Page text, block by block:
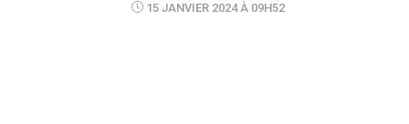
15 JANVIER 2024 À 09H52